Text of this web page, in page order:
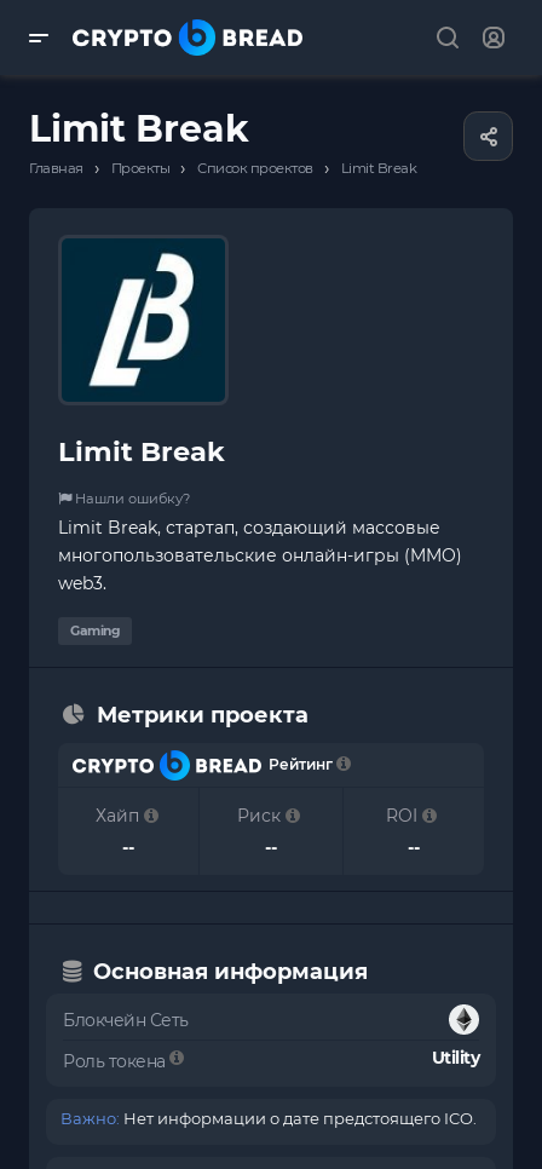
Limit Break
Главная › Проекты › Список проектов › Limit Break
Limit Break
Нашли ошибку?
Limit Break, стартап, создающий массовые
многопользовательские онлайн-игры (MMO)
web3.
Gaming
Метрики проекта
Рейтинг
Хайп
--
Риск
--
ROI
--
Основная информация
Блокчейн Сеть
Роль токена
Utility
Важно: Нет информации о дате предстоящего ICO.